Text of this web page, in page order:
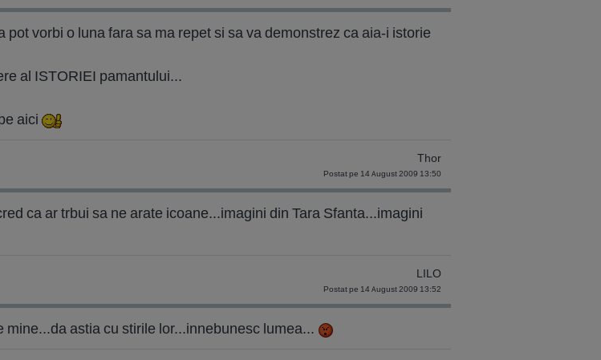
vorbi o luna fara sa ma repet si sa va demonstrez ca aia-i istorie
al ISTORIEI pamantului...
aici
Thor
Postat pe 14 August 2009 13:50
ca ar trbui sa ne arate icoane...imagini din Tara Sfanta...imagini
LILO
Postat pe 14 August 2009 13:52
astia cu stirile lor...innebunesc lumea...